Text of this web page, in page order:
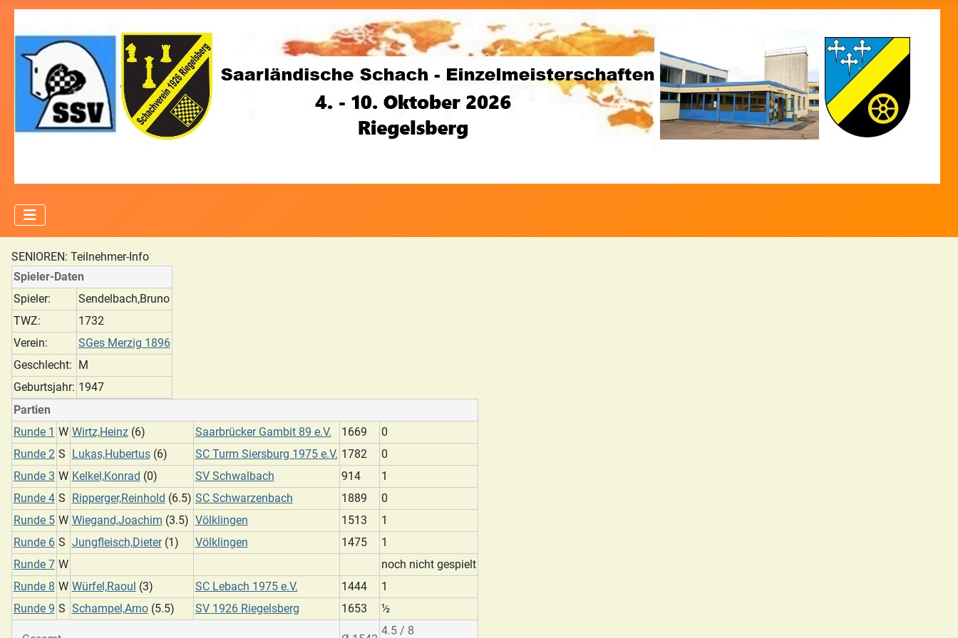
SENIOREN: Teilnehmer-Info
Spieler-Daten
Spieler:
Sendelbach,Bruno
TWZ:
1732
Verein:
SGes Merzig 1896
Geschlecht: M
Geburtsjahr: 1947
Partien
Runde 1 W Wirtz,Heinz(6) Saarbrücker Gambit 89 e.V. 1669
0
Runde 2 S Lukas,Hubertus(6) SC Turm Siersburg 1975 e.V. 1782
0
Runde 3 W Kelkel,Konrad (0) SV Schwalbach 914
1
Runde 4 S Ripperger,Reinhold (6.5) SC Schwarzenbach 1889
0
Runde 5 W Wiegand,Joachim (3.5) Völklingen 1513
1
Runde 6 S Jungfleisch,Dieter(1) Völklingen 1475
1
Runde 7 W
noch nicht gespielt
Runde 8 W Würfel,Raoul (3) SC Lebach 1975 e.V. 1444
1
Runde 9 S Schampel,Arno(5.5) SV 1926 Riegelsberg 1653 ½
4.5 / 8